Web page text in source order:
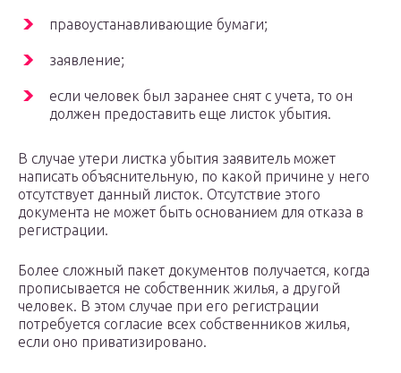
правоустанавливающие бумаги;
заявление;
если человек был заранее снят с учета, то он
должен предоставить еще листок убытия.
В случае утери листка убытия заявитель может
написать объяснительную, по какой причине у него
отсутствует данный листок. Отсутствие этого
документа не может быть основанием для отказа в
регистрации.
Более сложный пакет документов получается, когда
прописывается не собственник жилья, а другой
человек. В этом случае при его регистрации
потребуется согласие всех собственников жилья,
если оно приватизировано.